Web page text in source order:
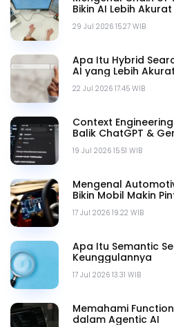
29 Jul 2026 15.27 WIB
Bikin AI Lebih Akurat
22 Jul 2026 17.45 WIB
Apa Itu Hybrid
AI yang Lebih Akurat
19 Jul 2026 15.51 WIB
Context
Balik ChatGPT &
17 Jul 2026 19.22 WIB
Mengenal
Bikin Mobil Makin
17 Jul 2026 13.31 WIB
Apa Itu Semantic
Keunggulannya
Memahami
dalam Agentic AI